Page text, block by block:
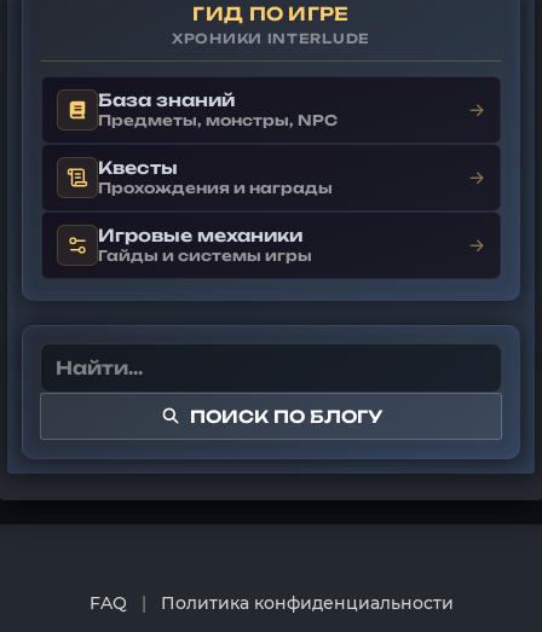
ГИД ПО ИГРЕ
ХРОНИКИ INTERLUDE
База знаний
Предметы, монстры, NPC →
Квесты
Прохождения и награды →
Игровые механики
Гайды и системы игры →
ПОИСК ПО БЛОГУ
FAQ | Политика конфиденциальности